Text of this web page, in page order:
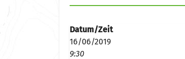
Datum/Zeit
16/06/2019
9:30